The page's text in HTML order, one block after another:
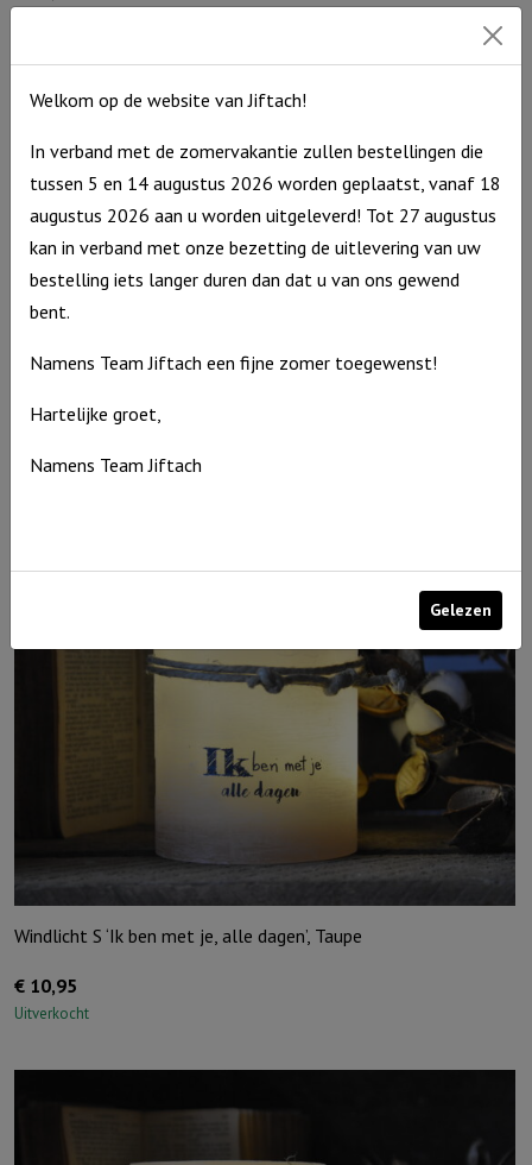
Windlicht S ‘Ik ben met je, alle dagen’, Taupe
€ 10,95
Uitverkocht
Welkom op de website van Jiftach!
In verband met de zomervakantie zullen bestellingen die
tussen 5 en 14 augustus 2026 worden geplaatst, vanaf 18
augustus 2026 aan u worden uitgeleverd! Tot 27 augustus
kan in verband met onze bezetting de uitlevering van uw
bestelling iets langer duren dan dat u van ons gewend
bent.
Namens Team Jiftach een fijne zomer toegewenst!
Hartelijke groet,
Namens Team Jiftach
Gelezen